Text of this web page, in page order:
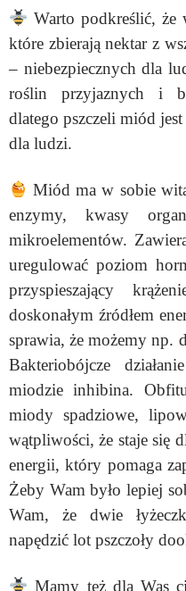
Warto podkreślić, że
które zbierają nektar z
– niebezpiecznych dla
roślin przyjaznych i
dlatego pszczeli miód
dla ludzi.
Miód ma w sobie
enzymy, kwasy
mikroelementów.
uregulować poziom
przyspieszający
doskonałym źródłem
sprawia, że możemy np.
Bakteriobójcze
miodzie inhibina.
miody spadziowe,
wątpliwości, że staje się
energii, który pomaga
Żeby Wam było lepiej
Wam, że dwie
napędzić lot pszczoły
Mamy też dla Was